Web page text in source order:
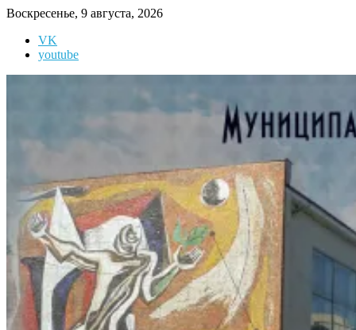
Перейти
содержимому
Воскресенье, 9 августа, 2026
VK
youtube